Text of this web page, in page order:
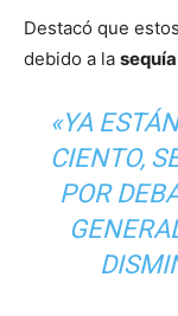
Destacó que
debido a la sequía
«YA
CIENTO,
POR